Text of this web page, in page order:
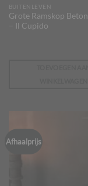
BUITENLEVEN
Grote Ramskop Beton
– Il Cupido
Afhaalprijs